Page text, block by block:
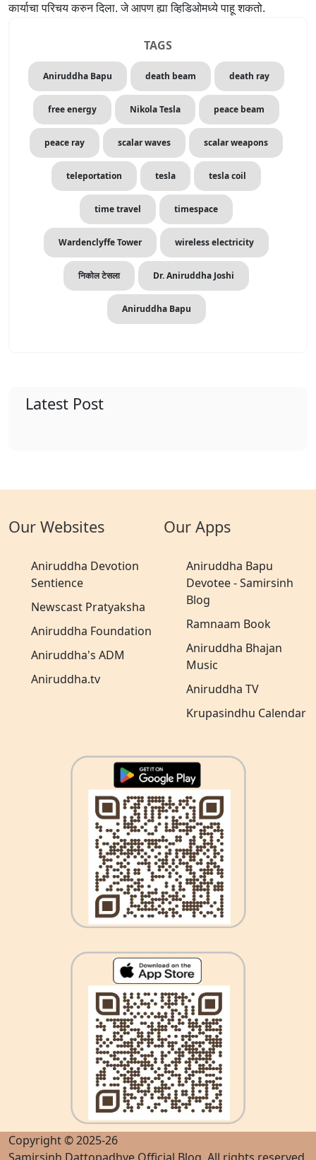
कार्याचा परिचय करुन दिला. जे आपण ह्या व्हिडिओमध्ये पाहू शकतो.
TAGS
Aniruddha Bapu death beam death ray
free energy Nikola Tesla peace beam
peace ray scalar waves scalar weapons
teleportation tesla tesla coil
time travel timespace
Wardenclyffe Tower wireless electricity
निकोल टेसला Dr. Aniruddha Joshi
Aniruddha Bapu
Latest Post
Our Websites
Aniruddha Devotion
Sentience
Newscast Pratyaksha
Aniruddha Foundation
Aniruddha's ADM
Aniruddha.tv
Our Apps
Aniruddha Bapu
Devotee - Samirsinh
Blog
Ramnaam Book
Aniruddha Bhajan
Music
Aniruddha TV
Krupasindhu Calendar
Copyright © 2025-26
Samirsinh Dattopadhye Official Blog . All rights reserved.